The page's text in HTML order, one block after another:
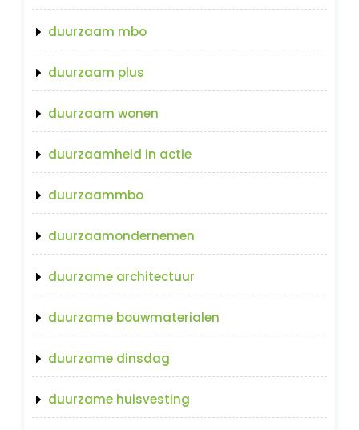
duurzaam mbo
duurzaam plus
duurzaam wonen
duurzaamheid in actie
duurzaammbo
duurzaamondernemen
duurzame architectuur
duurzame bouwmaterialen
duurzame dinsdag
duurzame huisvesting